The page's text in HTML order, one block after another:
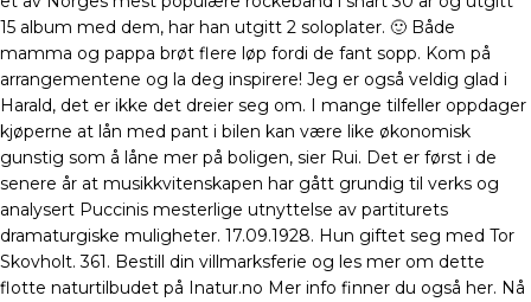
15 album med dem, har han utgitt 2 soloplater. 🙂 Både
mamma og pappa brøt flere løp fordi de fant sopp. Kom på
arrangementene og la deg inspirere! Jeg er også veldig glad i
Harald, det er ikke det dreier seg om. I mange tilfeller oppdager
kjøperne at lån med pant i bilen kan være like økonomisk
gunstig som å låne mer på boligen, sier Rui. Det er først i de
senere år at musikkvitenskapen har gått grundig til verks og
analysert Puccinis mesterlige utnyttelse av partiturets
dramaturgiske muligheter. 17.09.1928. Hun giftet seg med Tor
Skovholt. 361. Bestill din villmarksferie og les mer om dette
flotte naturtilbudet på Inatur.no Mer info finner du også her. Nå